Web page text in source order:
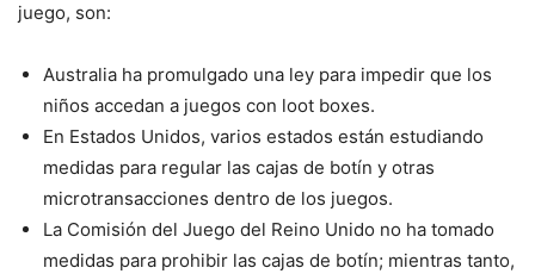
juego, son:
Australia ha promulgado una ley para impedir que los
niños accedan a juegos con loot boxes.
En Estados Unidos, varios estados están estudiando
medidas para regular las cajas de botín y otras
microtransacciones dentro de los juegos.
La Comisión del Juego del Reino Unido no ha tomado
medidas para prohibir las cajas de botín; mientras tanto,